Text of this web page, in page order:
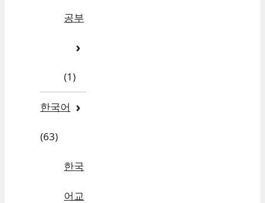
공부
(1)
한국어
(63)
한국
어교